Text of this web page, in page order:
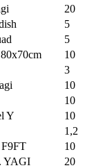
20
5
5
10
3
10
10
Y
10
1,2
10
YAGI 20